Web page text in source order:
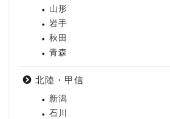
山形
岩手
秋田
青森
北陸・甲信
新潟
石川